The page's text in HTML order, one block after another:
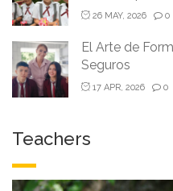
26 MAY, 2026 0
El Arte de
Seguros
17 APR, 2026 0
Teachers